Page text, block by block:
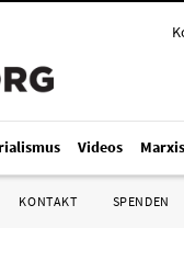
Videos
KONTAKT SPENDEN